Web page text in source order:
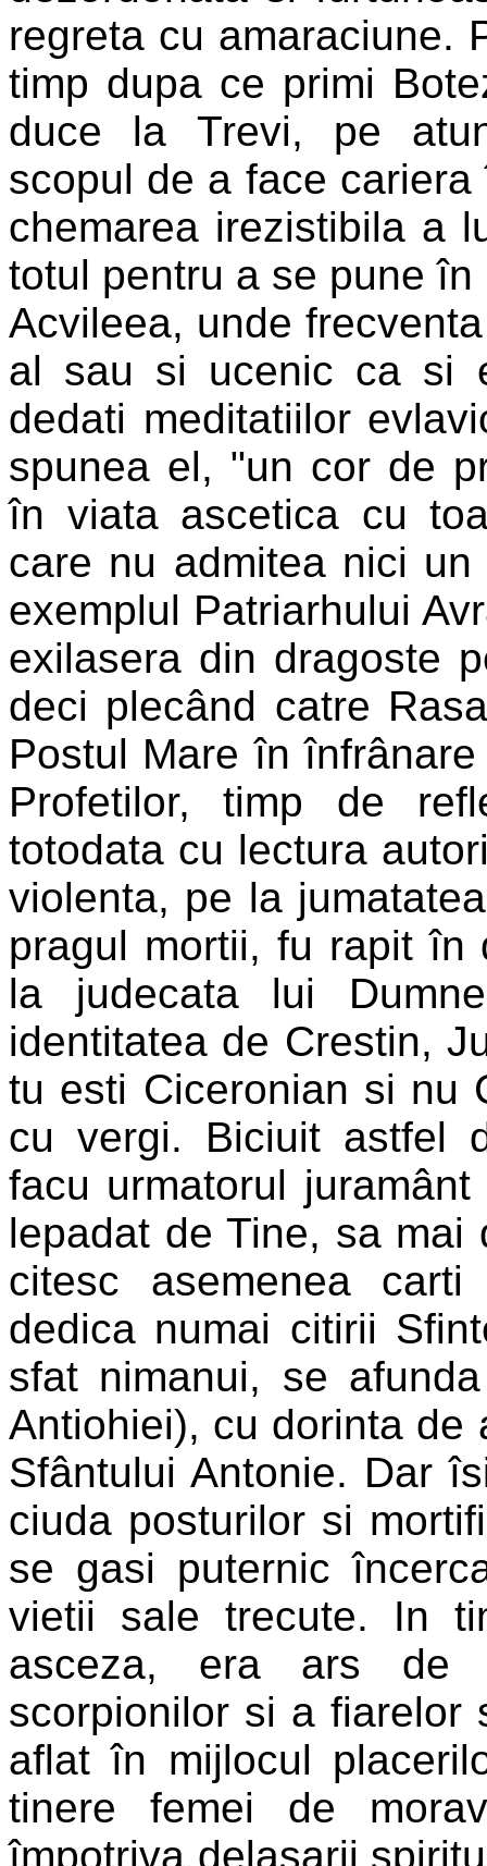
regreta cu amaraciune.
timp dupa ce primi
duce la Trevi, pe
scopul de a face
chemarea irezistibila a
totul pentru a se pune
Acvileea, unde
al sau si ucenic ca si
dedati meditatiilor
spunea el, "un cor de
în viata ascetica cu
care nu admitea nici
exemplul Patriarhului
exilasera din dragoste
deci plecând catre
Postul Mare în
Profetilor, timp de
totodata cu lectura
violenta, pe la
pragul mortii, fu rapit în
la judecata lui
identitatea de Crestin,
tu esti Ciceronian si nu
cu vergi. Biciuit astfel
facu urmatorul
lepadat de Tine, sa
citesc asemenea
dedica numai citirii
sfat nimanui, se
Antiohiei), cu dorinta de
Sfântului Antonie. Dar
ciuda posturilor si
se gasi puternic
vietii sale trecute. In
asceza, era ars de
scorpionilor si a fiarelor
aflat în mijlocul
tinere femei de
împotriva delasarii